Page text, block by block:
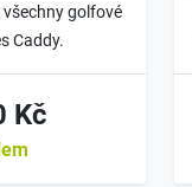
golfové
Caddy.
Kč